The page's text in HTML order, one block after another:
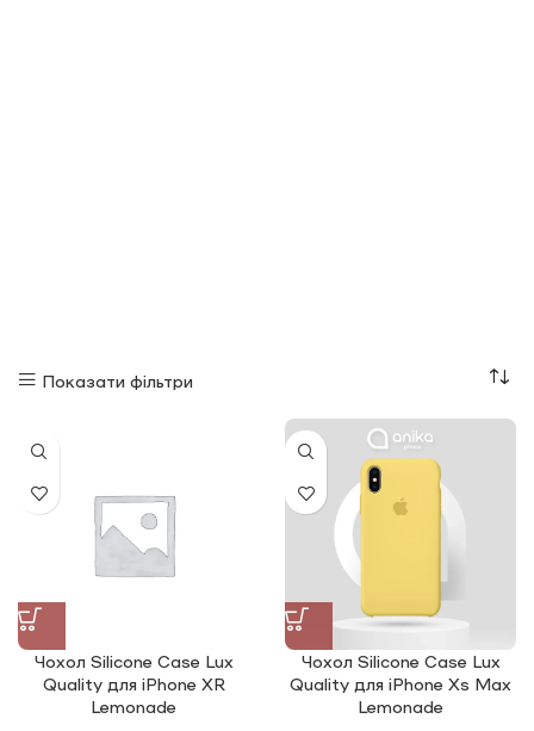
Показати фільтри
Чохол Silicone Сase Lux
Quality для iPhone XR
Lemonade
Чохол Silicone Сase Lux
Quality для iPhone Xs Max
Lemonade